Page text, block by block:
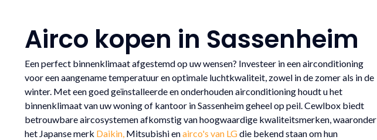
Airco kopen in Sassenheim
Een perfect binnenklimaat afgestemd op uw wensen? Investeer in een airconditioning
voor een aangename temperatuur en optimale luchtkwaliteit, zowel in de zomer als in de
winter. Met een goed geïnstalleerde en onderhouden airconditioning houdt u het
binnenklimaat van uw woning of kantoor in Sassenheim geheel op peil. Cewlbox biedt
betrouwbare aircosystemen afkomstig van hoogwaardige kwaliteitsmerken, waaronder
het Japanse merk Daikin, Mitsubishi enairco's van LGdie bekend staan om hun